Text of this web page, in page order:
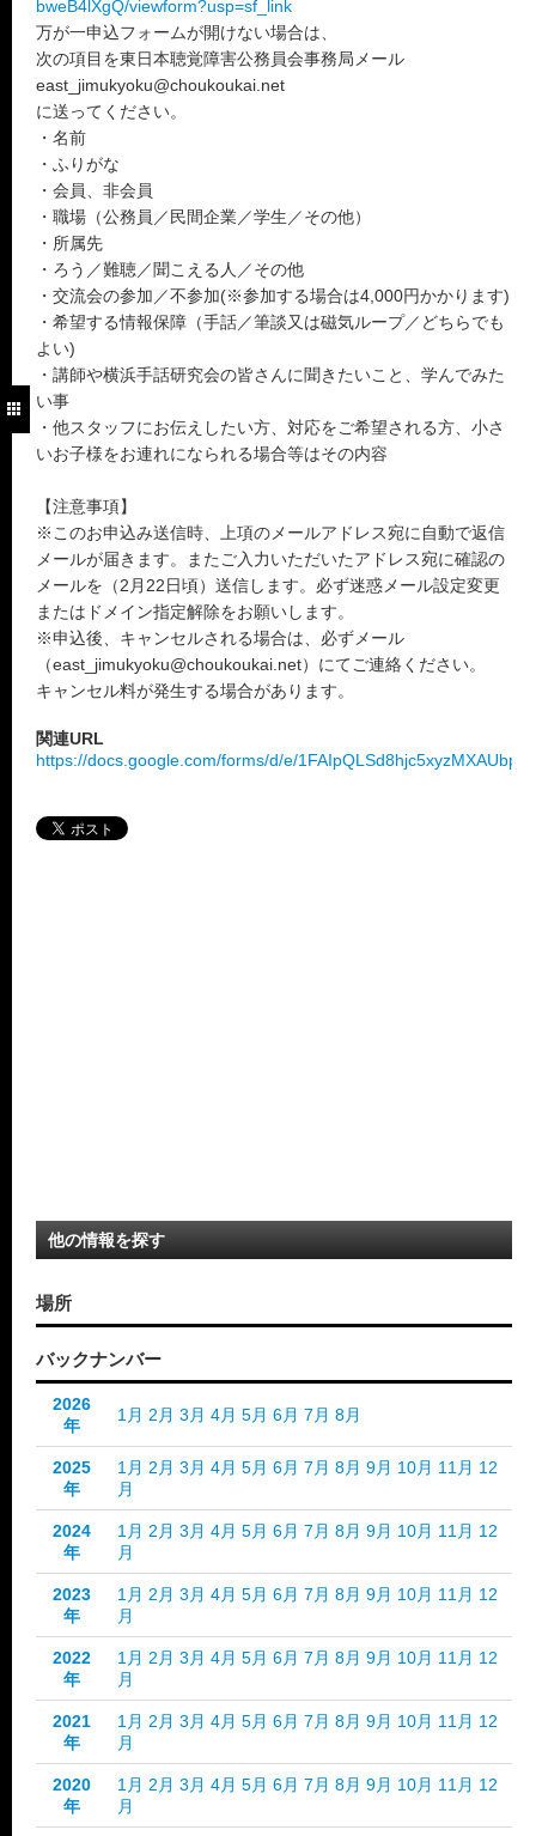
bweB4lXgQ/viewform?usp=sf_link
万が一申込フォームが開けない場合は、
次の項目を東日本聴覚障害公務員会事務局メール
east_jimukyoku@choukoukai.net
に送ってください。
・名前
・ふりがな
・会員、非会員
・職場（公務員／民間企業／学生／その他）
・所属先
・ろう／難聴／聞こえる人／その他
・交流会の参加／不参加(※参加する場合は4,000円かかります)
・希望する情報保障（手話／筆談又は磁気ループ／どちらでも
よい)
・講師や横浜手話研究会の皆さんに聞きたいこと、学んでみた
い事
・他スタッフにお伝えしたい方、対応をご希望される方、小さ
いお子様をお連れになられる場合等はその内容
【注意事項】
※このお申込み送信時、上項のメールアドレス宛に自動で返信
メールが届きます。またご入力いただいたアドレス宛に確認の
メールを（2月22日頃）送信します。必ず迷惑メール設定変更
またはドメイン指定解除をお願いします。
※申込後、キャンセルされる場合は、必ずメール
（east_jimukyoku@choukoukai.net）にてご連絡ください。
キャンセル料が発生する場合があります。
関連URL
https://docs.google.com/forms/d/e/
他の情報を探す
場所
バックナンバー
2026
年
1月 2月 3月 4月 5月 6月 7月 8月
2025
年
1月 2月 3月 4月 5月 6月 7月 8月 9月 10月 11月 12
月
2024
年
1月 2月 3月 4月 5月 6月 7月 8月 9月 10月 11月 12
月
2023
年
1月 2月 3月 4月 5月 6月 7月 8月 9月 10月 11月 12
月
2022
年
1月 2月 3月 4月 5月 6月 7月 8月 9月 10月 11月 12
月
2021
年
1月 2月 3月 4月 5月 6月 7月 8月 9月 10月 11月 12
月
2020
年
1月 2月 3月 4月 5月 6月 7月 8月 9月 10月 11月 12
月